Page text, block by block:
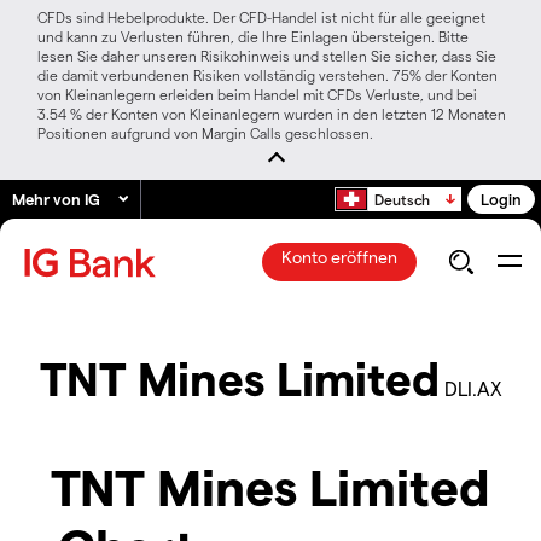
CFDs sind Hebelprodukte. Der CFD-Handel ist nicht für alle geeignet
und kann zu Verlusten führen, die Ihre Einlagen übersteigen. Bitte
lesen Sie daher unseren Risikohinweis und stellen Sie sicher, dass Sie
die damit verbundenen Risiken vollständig verstehen. 75% der Konten
von Kleinanlegern erleiden beim Handel mit CFDs Verluste, und bei
3.54 % der Konten von Kleinanlegern wurden in den letzten 12 Monaten
Positionen aufgrund von Margin Calls geschlossen.
Mehr von IG Deutsch Login
Konto eröffnen
TNT Mines Limited DLI.AX
TNT Mines Limited